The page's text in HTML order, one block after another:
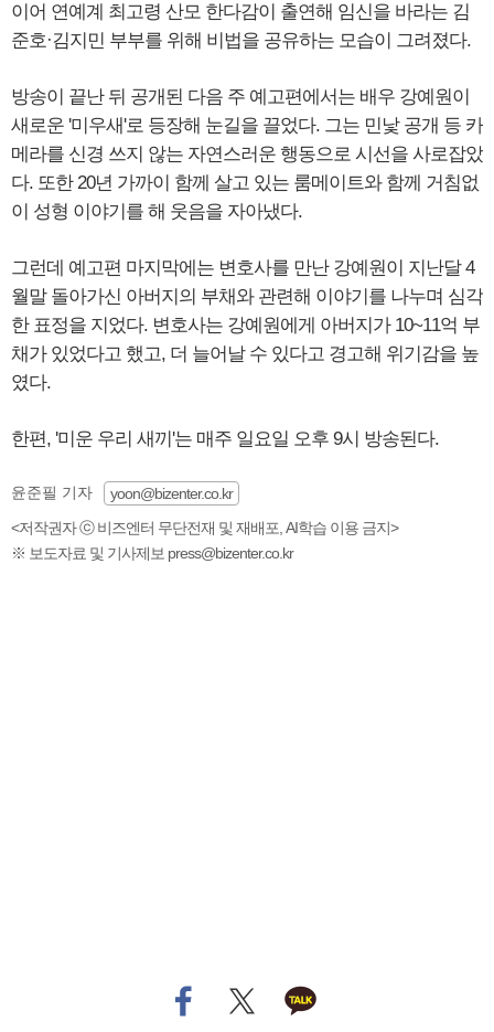
이어 연예계 최고령 산모 한다감이 출연해 임신을 바라는 김
준호·김지민 부부를 위해 비법을 공유하는 모습이 그려졌다.
방송이 끝난 뒤 공개된 다음 주 예고편에서는 배우 강예원이
새로운 '미우새'로 등장해 눈길을 끌었다. 그는 민낯 공개 등 카
메라를 신경 쓰지 않는 자연스러운 행동으로 시선을 사로잡았
다. 또한 20년 가까이 함께 살고 있는 룸메이트와 함께 거침없
이 성형 이야기를 해 웃음을 자아냈다.
그런데 예고편 마지막에는 변호사를 만난 강예원이 지난달 4
월말 돌아가신 아버지의 부채와 관련해 이야기를 나누며 심각
한 표정을 지었다. 변호사는 강예원에게 아버지가 10~11억 부
채가 있었다고 했고, 더 늘어날 수 있다고 경고해 위기감을 높
였다.
한편, '미운 우리 새끼'는 매주 일요일 오후 9시 방송된다.
윤준필 기자
yoon@bizenter.co.kr
<저작권자 ⓒ 비즈엔터 무단전재 및 재배포, AI학습 이용 금지>
※ 보도자료 및 기사제보 press@bizenter.co.kr